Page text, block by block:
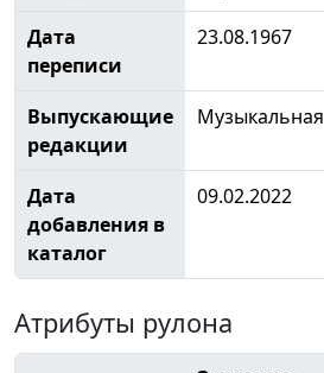
Дата
переписи
23.08.1967
Выпускающие
редакции
Музыкальная
Дата
добавления в
каталог
09.02.2022
Атрибуты рулона